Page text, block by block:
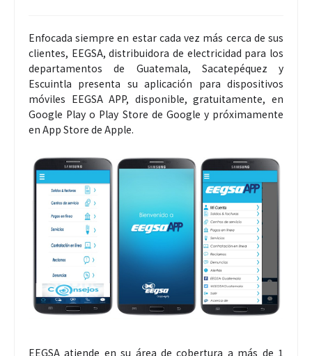
Enfocada siempre en estar cada vez más cerca de sus
clientes, EEGSA, distribuidora de electricidad para los
departamentos de Guatemala, Sacatepéquez y
Escuintla presenta su aplicación para dispositivos
móviles EEGSA APP, disponible, gratuitamente, en
Google Play o Play Store de Google y próximamente
en App Store de Apple.
EEGSA atiende en su área de cobertura a más de 1